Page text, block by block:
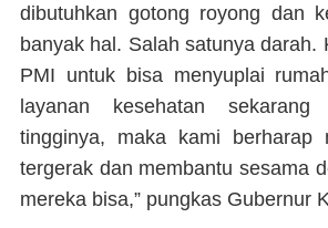
dibutuhkan gotong royong dan
banyak hal. Salah satunya darah.
PMI untuk bisa menyuplai
layanan kesehatan
tingginya, maka kami berharap
tergerak dan membantu sesama
mereka bisa,” pungkas Gubernur